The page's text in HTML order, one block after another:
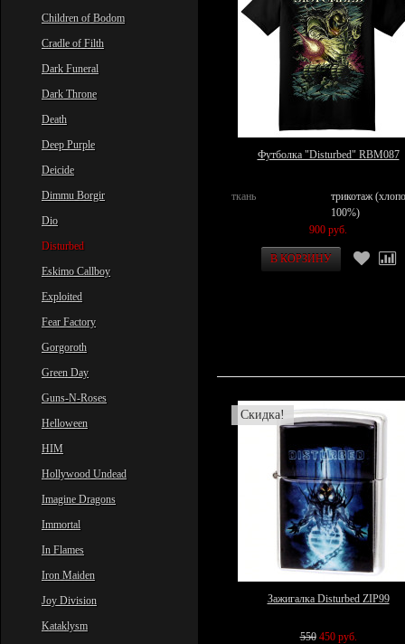
Children of Bodom
Cradle of Filth
Dark Funeral
Dark Throne
Death
Deep Purple
Deicide
Dimmu Borgir
Dio
Disturbed
Eskimo Callboy
Exploited
Fear Factory
Gorgoroth
Green Day
Guns-N-Roses
Helloween
HIM
Hollywood Undead
Imagine Dragons
Immortal
In Flames
Iron Maiden
Joy Division
Kataklysm
Футболка "Disturbed" RBM087
ткань
трикотаж
100%)
900 руб.
Скидка!
Зажигалка Disturbed ZIP99
550 450 руб.